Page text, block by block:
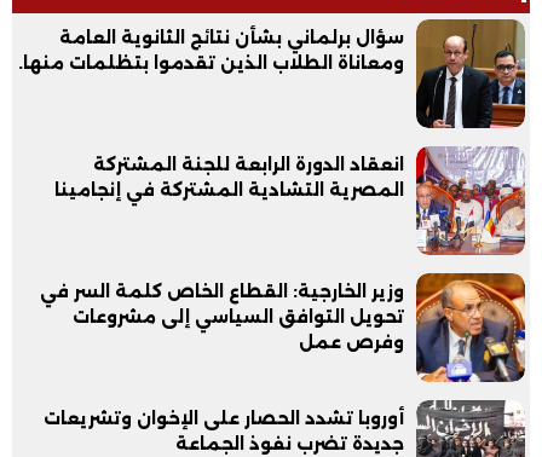
سؤال برلماني بشأن نتائج الثانوية العامة
ومعاناة الطلاب الذين تقدموا بتظلمات منها.
انعقاد الدورة الرابعة للجنة المشتركة
المصرية التشادية المشتركة في إنجامينا
وزير الخارجية: القطاع الخاص كلمة السر في
تحويل التوافق السياسي إلى مشروعات
وفرص عمل
أوروبا تشدد الحصار على الإخوان وتشريعات
جديدة تضرب نفوذ الجماعة